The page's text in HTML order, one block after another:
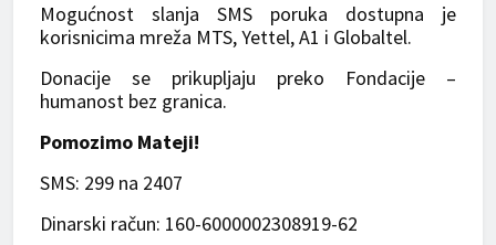
Mogućnost slanja SMS poruka dostupna je
korisnicima mreža MTS, Yettel, A1 i Globaltel.
Donacije se prikupljaju preko Fondacije –
humanost bez granica.
Pomozimo Mateji!
SMS: 299 na 2407
Dinarski račun: 160-6000002308919-62